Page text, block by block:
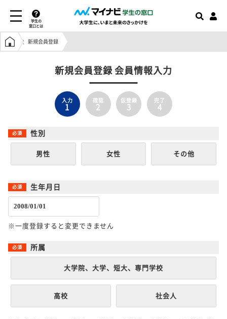
学生の
窓口とは
学生の窓口トップ
新規会員登録
新規会員登録 会員情報入力
入力
1
確認
2
仮登録
3
完了
4
性別
男性 女性 その他
生年月日
※一度登録すると変更できません
所属
大学院、大学、短大、専門学校
高校 社会人